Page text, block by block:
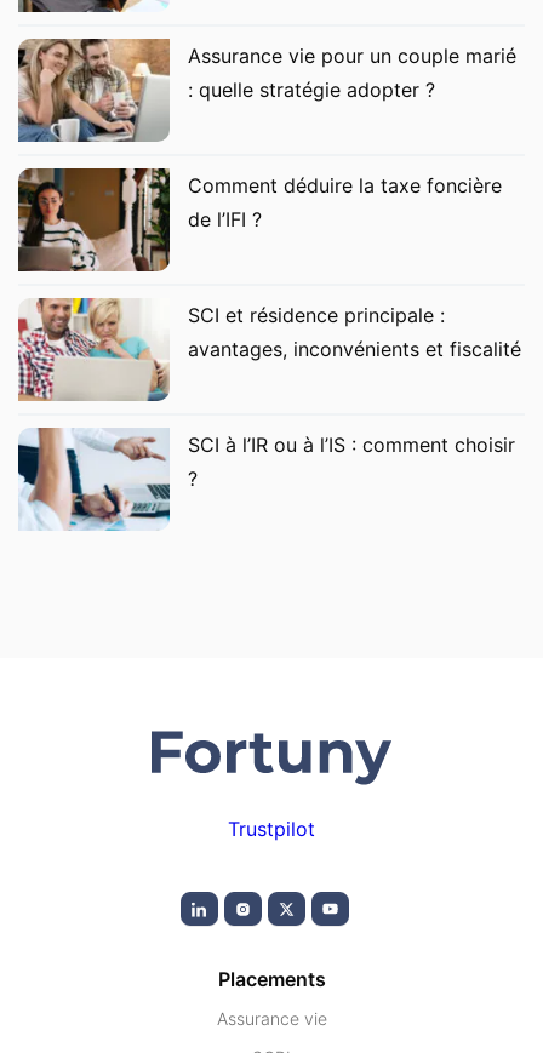
Assurance vie pour un couple marié
: quelle stratégie adopter ?
Comment déduire la taxe foncière
de l’IFI ?
SCI et résidence principale :
avantages, inconvénients et fiscalité
SCI à l’IR ou à l’IS : comment choisir
?
Trustpilot
Placements
Assurance vie